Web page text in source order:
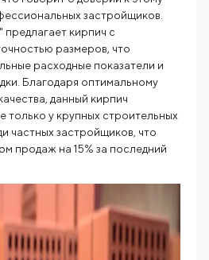
застройщиков.
кирпич с
размеров, что
расходные показатели и
Благодаря оптимальному
данный кирпич
только у крупных строительных
частных застройщиков, что
продаж на 15% за последний